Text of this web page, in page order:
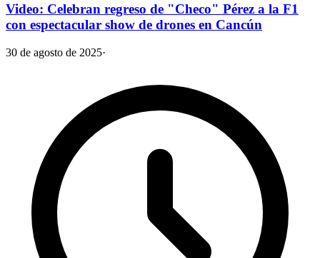
Video: Celebran regreso de "Checo" Pérez a la F1
con espectacular show de drones en Cancún
30 de agosto de 2025·